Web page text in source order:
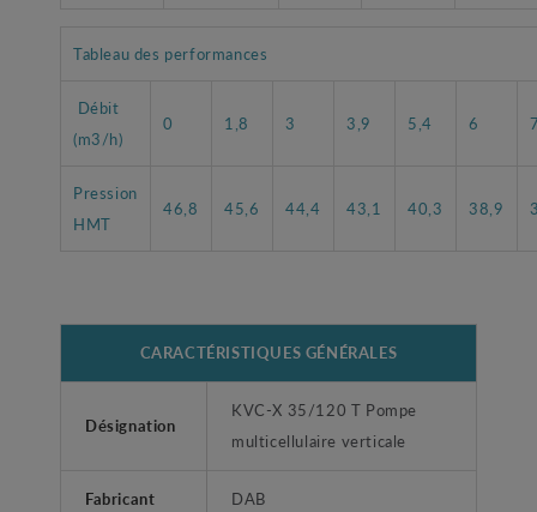
Tableau des performances
Débit
(m3/h)
0 1,8 3 3,9 5,4 6
Pression
HMT
46,8 45,6 44,4 43,1 40,3 38,9
CARACTÉRISTIQUES GÉNÉRALES
Désignation
KVC-X 35/120 T Pompe
multicellulaire verticale
Fabricant DAB